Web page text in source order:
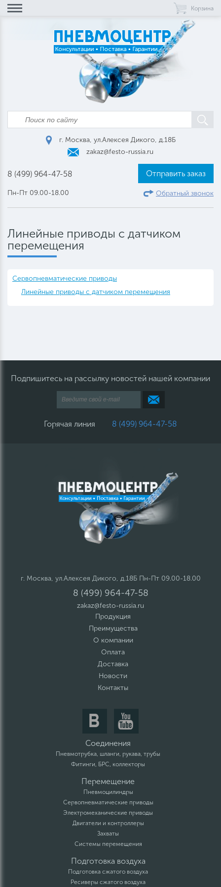
Корзина
г. Москва, ул.Алексея Дикого, д.18Б
zakaz@festo-russia.ru
8 (499) 964-47-58
Пн-Пт 09.00-18.00
Отправить заказ
Обратный звонок
Линейные приводы с датчиком
перемещения
Сервопневматические приводы
Линейные приводы с датчиком перемещения
Подпишитесь на рассылку новостей нашей компании
Горячая линия 8 (499) 964-47-58
г. Москва, ул.Алексея Дикого, д.18Б Пн-Пт 09.00-18.00
8 (499) 964-47-58
zakaz@festo-russia.ru
Продукция
Преимущества
О компании
Оплата
Доставка
Новости
Контакты
Соединения
Пневмотрубка, шланги, рукава, трубы
Фитинги, БРС, коллекторы
Перемещение
Пневмоцилиндры
Сервопневматические приводы
Электромеханические приводы
Двигатели и контроллеры
Захваты
Системы перемещения
Подготовка воздуха
Подготовка сжатого воздуха
Ресиверы сжатого воздуха